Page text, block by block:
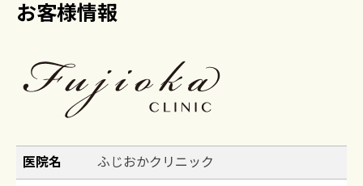
お客様情報
医院名 ふじおかクリニック